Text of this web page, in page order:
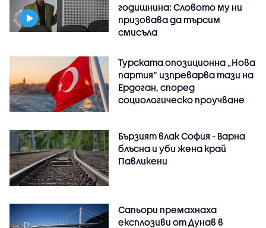
годишнина: Словото му ни
призовава да търсим
смисъла
Турската опозиционна „Нова
партия“ изпреварва тази на
Ердоган, според
социологическо проучване
Бързият влак София - Варна
блъсна и уби жена край
Павликени
Сапьори премахнаха
експлозиви от Дунав в